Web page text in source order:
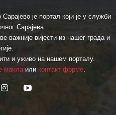
је портал који је у служби
Сарајева.
важније вијести из нашег града и
и уживо на нашем порталу.
маилаили контакт форме.